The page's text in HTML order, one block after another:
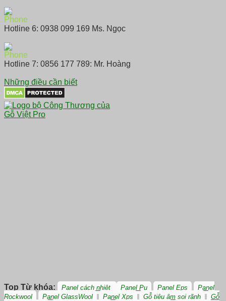
Hotline 6: 0938 099 169 Ms. Ngọc
Hotline 7: 0856 177 789: Mr. Hoàng
Những điều cần biết
Top Từ khóa: Panel cách nhiệt Panel Pu Panel Eps
Panel
Rockwool
Panel GlassWool Panel Xps Gỗ tiêu âm soi rãnh
Gỗ